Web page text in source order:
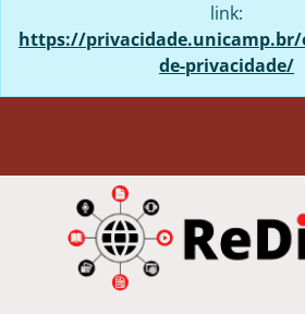
link:
https://
de-privacidade/